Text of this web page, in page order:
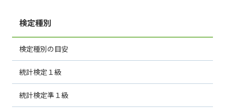
検定種別
検定種別の目安
統計検定１級
統計検定準１級